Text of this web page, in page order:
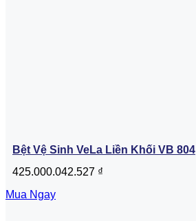
Bệt Vệ Sinh VeLa Liền Khối VB 804
425.000.042.527 ₫
Mua Ngay